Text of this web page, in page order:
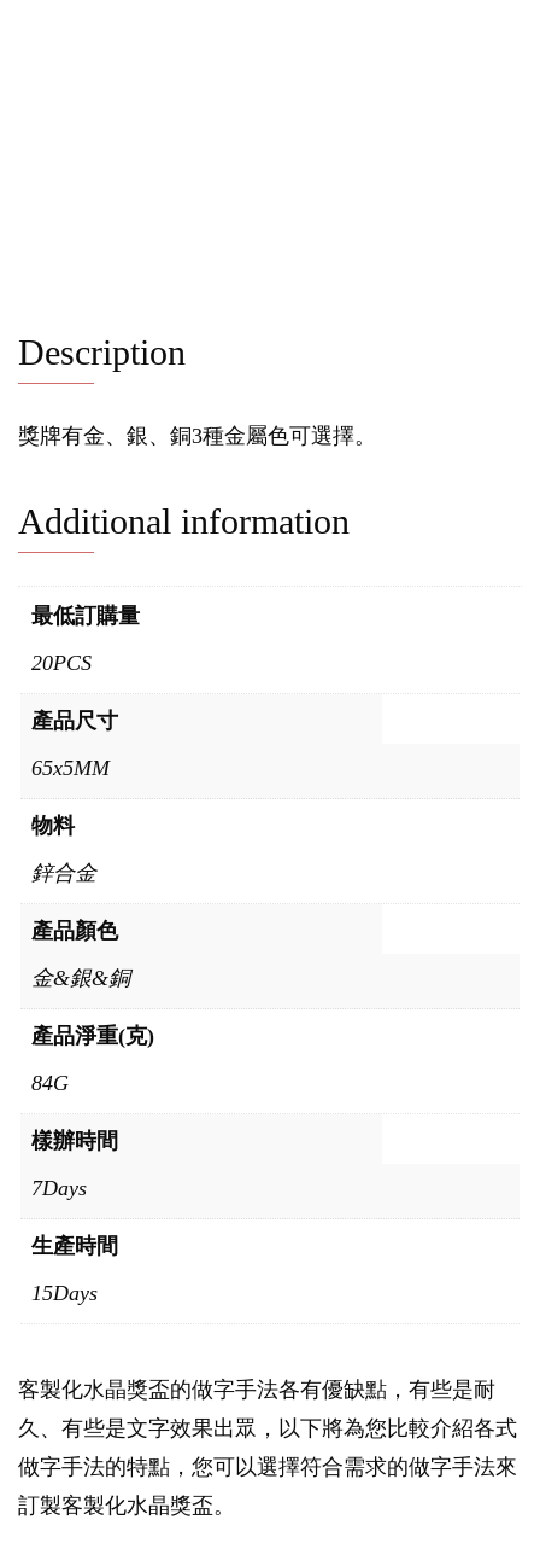
Description
獎牌有金、銀、銅3種金屬色可選擇。
Additional information
最低訂購量
20PCS
產品尺寸
65x5MM
物料
鋅合金
產品顏色
金&銀&銅
產品淨重(克)
84G
樣辦時間
7Days
生產時間
15Days
客製化水晶獎盃的做字手法各有優缺點，有些是耐
久、有些是文字效果出眾，以下將為您比較介紹各式
做字手法的特點，您可以選擇符合需求的做字手法來
訂製客製化水晶獎盃。